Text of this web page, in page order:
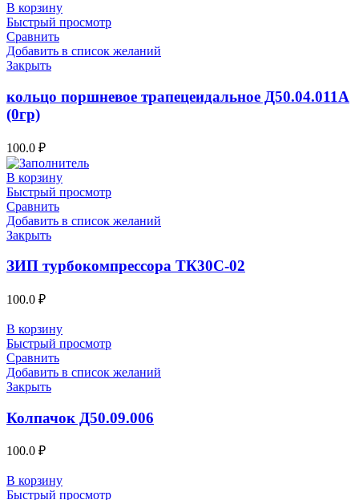
В корзину
Быстрый просмотр
Сравнить
Добавить в список желаний
Закрыть
кольцо поршневое трапецеидальное Д50.04.011А
(0гр)
100.0 ₽
В корзину
Быстрый просмотр
Сравнить
Добавить в список желаний
Закрыть
ЗИП турбокомпрессора ТК30С-02
100.0 ₽
В корзину
Быстрый просмотр
Сравнить
Добавить в список желаний
Закрыть
Колпачок Д50.09.006
100.0 ₽
В корзину
Быстрый просмотр